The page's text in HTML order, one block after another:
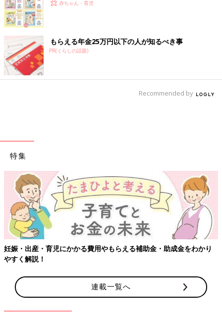
赤ちゃん・育児
もらえる年金25万円以下の人が知るべき事
PR(くらしの話題)
Recommended by
特集
【ワクチン接種できるものも】妊婦の感染症対策、知っておいて！
連載一覧へ